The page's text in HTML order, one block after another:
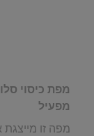
מפת כיסוי
מפעיל
מפה זו מייצגת